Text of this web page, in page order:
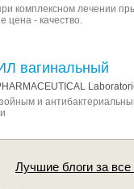
комплексном лечении
цена - качество.
вагинальный
и
Лучшие блоги за